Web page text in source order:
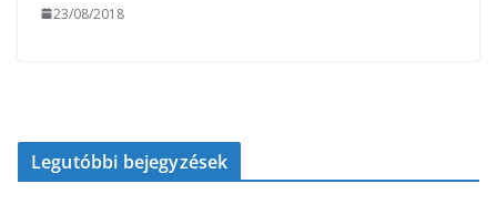
23/08/2018
Legutóbbi bejegyzések